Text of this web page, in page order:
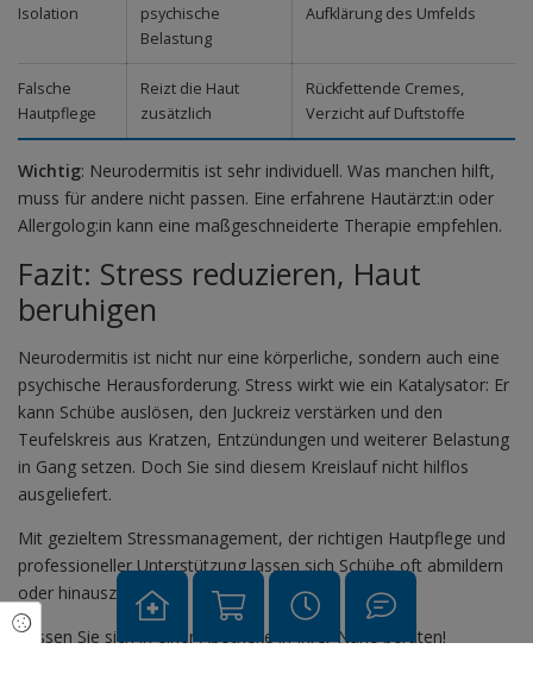
Isolation
psychische
Belastung
Aufklärung des Umfelds
Falsche
Hautpflege
Reizt die Haut
zusätzlich
Rückfettende Cremes,
Verzicht auf Duftstoffe
Wichtig: Neurodermitis ist sehr individuell. Was manchen hilft,
muss für andere nicht passen. Eine erfahrene Hautärzt:in oder
Allergolog:in kann eine maßgeschneiderte Therapie empfehlen.
Fazit: Stress reduzieren, Haut
beruhigen
Neurodermitis ist nicht nur eine körperliche, sondern auch eine
psychische Herausforderung. Stress wirkt wie ein Katalysator: Er
kann Schübe auslösen, den Juckreiz verstärken und den
Teufelskreis aus Kratzen, Entzündungen und weiterer Belastung
in Gang setzen. Doch Sie sind diesem Kreislauf nicht hilflos
ausgeliefert.
Mit gezieltem Stressmanagement, der richtigen Hautpflege und
professioneller Unterstützung lassen sich Schübe oft abmildern
oder hinauszögern.
Lassen Sie sich in einer Apotheke in Ihrer Nähe beraten!
Cookie Einstellungen